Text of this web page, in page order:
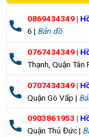
0869434349|
6 | Bản đồ
0767434349|
Thạnh, Quận Tân
0707434349|
Quận Gò Vấp |
0903861953 |
Quận Thủ Đức |